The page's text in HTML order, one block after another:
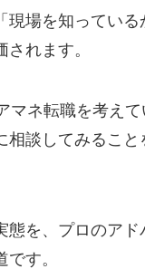
現場を知ってい
れます。
マネ転職を考え
相談してみること
態を、プロのアド
す。